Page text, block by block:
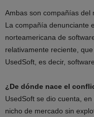
Ambas son compañías del
La compañía denunciante
norteamericana de
relativamente reciente,
UsedSoft, es decir,
¿De dónde nace el
UsedSoft se dio cuenta,
nicho de mercado sin